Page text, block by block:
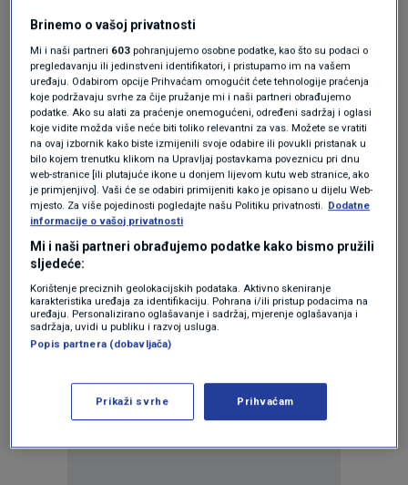
najviše su utjecale da se virus pojavi.
Kolarević kaže da je realno očekivati da će do
kraja listopada biti manje komaraca, i da će se
razmjerno s tim smanjiti i mogućnost zaraze.
"Njihova se populacija može povećati samo u
slučaju da temperature budu iznad 30
stupnjeva, reko je direktor Veterinarskog
instituta iz Kraljeva.
Teme
KRALJEVO SRBIJA VIRUS
Brinemo o vašoj privatnosti
Mi i naši partneri 603 pohranjujemo osobne podatke, kao što su podaci o
pregledavanju ili jedinstveni identifikatori, i pristupamo im na vašem
uređaju. Odabirom opcije Prihvaćam omogućit ćete tehnologije praćenja
koje podržavaju svrhe za čije pružanje mi i naši partneri obrađujemo
podatke. Ako su alati za praćenje onemogućeni, određeni sadržaj i oglasi
koje vidite možda više neće biti toliko relevantni za vas. Možete se vratiti
na ovaj izbornik kako biste izmijenili svoje odabire ili povukli pristanak u
bilo kojem trenutku klikom na Upravljaj postavkama poveznicu pri dnu
web-stranice [ili plutajuće ikone u donjem lijevom kutu web stranice, ako
je primjenjivo]. Vaši će se odabiri primijeniti kako je opisano u dijelu Web-
mjesto. Za više pojedinosti pogledajte našu Politiku privatnosti. Dodatne
informacije o vašoj privatnosti
Mi i naši partneri obrađujemo podatke kako bismo pružili
sljedeće:
Korištenje preciznih geolokacijskih podataka. Aktivno skeniranje
karakteristika uređaja za identifikaciju. Pohrana i/ili pristup podacima na
uređaju. Personalizirano oglašavanje i sadržaj, mjerenje oglašavanja i
sadržaja, uvidi u publiku i razvoj usluga.
Popis partnera (dobavljača)
Prikaži svrhe Prihvaćam